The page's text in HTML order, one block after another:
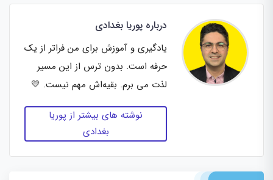
درباره پوریا بغدادی
یادگیری و آموزش برای من فراتر از یک
حرفه است. بدون ترس از این مسیر
لذت می برم. بقیه‌اش مهم نیست. 💛
نوشته های بیشتر از پوریا
بغدادی